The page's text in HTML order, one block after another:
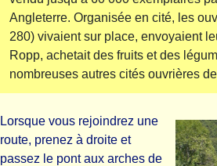
Angleterre. Organisée en cité, les
280) vivaient sur place, envoyaient
Ropp, achetait des fruits et des
nombreuses autres cités ouvrières
Lorsque vous rejoindrez une
route, prenez à droite et
passez le pont aux arches de